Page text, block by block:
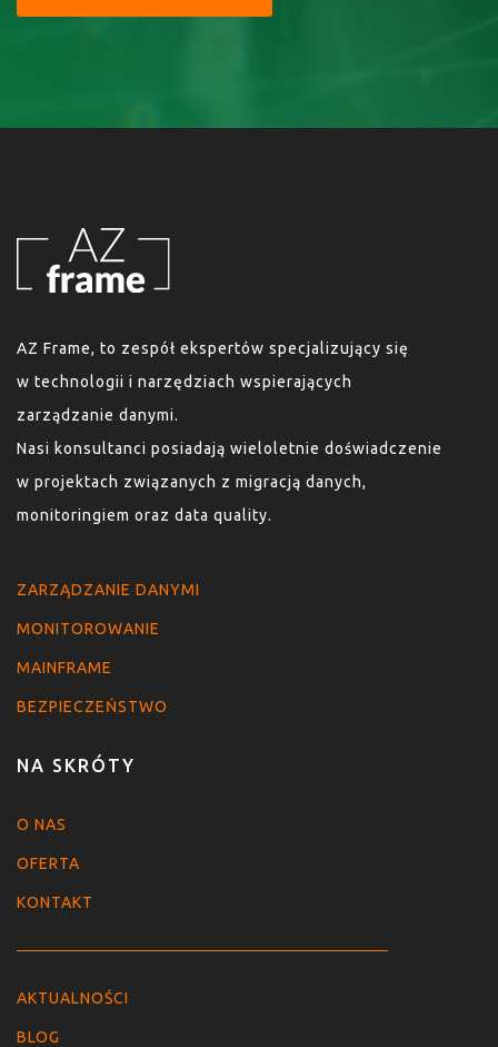
AZ Frame, to zespół ekspertów specjalizujący się
w technologii i narzędziach wspierających
zarządzanie danymi.
Nasi konsultanci posiadają wieloletnie doświadczenie
w projektach związanych z migracją danych,
monitoringiem oraz data quality.
ZARZĄDZANIE DANYMI
MONITOROWANIE
MAINFRAME
BEZPIECZEŃSTWO
NA SKRÓTY
O NAS
OFERTA
KONTAKT
AKTUALNOŚCI
BLOG